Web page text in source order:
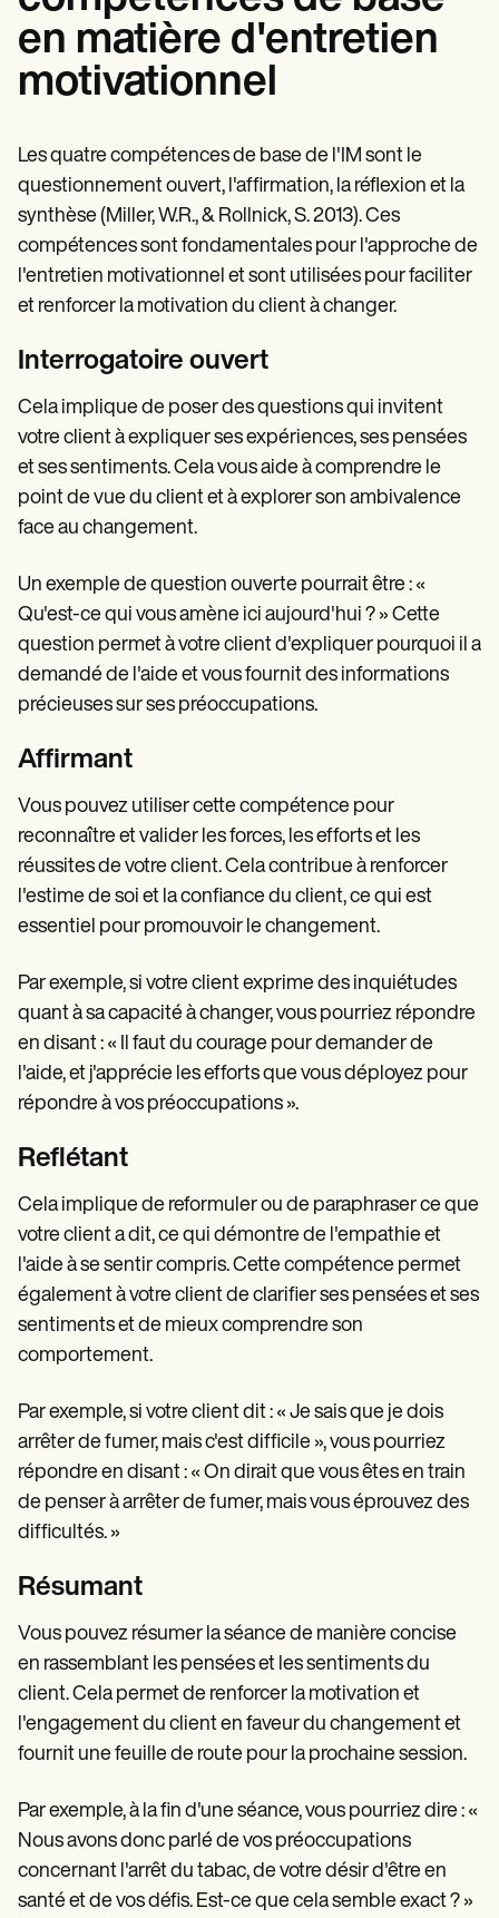
en matière d'entretien
motivationnel
Les quatre compétences de base de l'IM sont le
questionnement ouvert, l'affirmation, la réflexion et la
synthèse (Miller, W.R., & Rollnick, S. 2013). Ces
compétences sont fondamentales pour l'approche de
l'entretien motivationnel et sont utilisées pour faciliter
et renforcer la motivation du client à changer.
Interrogatoire ouvert
Cela implique de poser des questions qui invitent
votre client à expliquer ses expériences, ses pensées
et ses sentiments. Cela vous aide à comprendre le
point de vue du client et à explorer son ambivalence
face au changement.
Un exemple de question ouverte pourrait être : «
Qu'est-ce qui vous amène ici aujourd'hui ? » Cette
question permet à votre client d'expliquer pourquoi il a
demandé de l'aide et vous fournit des informations
précieuses sur ses préoccupations.
Affirmant
Vous pouvez utiliser cette compétence pour
reconnaître et valider les forces, les efforts et les
réussites de votre client. Cela contribue à renforcer
l'estime de soi et la confiance du client, ce qui est
essentiel pour promouvoir le changement.
Par exemple, si votre client exprime des inquiétudes
quant à sa capacité à changer, vous pourriez répondre
en disant : « Il faut du courage pour demander de
l'aide, et j'apprécie les efforts que vous déployez pour
répondre à vos préoccupations ».
Reflétant
Cela implique de reformuler ou de paraphraser ce que
votre client a dit, ce qui démontre de l'empathie et
l'aide à se sentir compris. Cette compétence permet
également à votre client de clarifier ses pensées et ses
sentiments et de mieux comprendre son
comportement.
Par exemple, si votre client dit : « Je sais que je dois
arrêter de fumer, mais c'est difficile », vous pourriez
répondre en disant : « On dirait que vous êtes en train
de penser à arrêter de fumer, mais vous éprouvez des
difficultés. »
Résumant
Vous pouvez résumer la séance de manière concise
en rassemblant les pensées et les sentiments du
client. Cela permet de renforcer la motivation et
l'engagement du client en faveur du changement et
fournit une feuille de route pour la prochaine session.
Par exemple, à la fin d'une séance, vous pourriez dire : «
Nous avons donc parlé de vos préoccupations
concernant l'arrêt du tabac, de votre désir d'être en
santé et de vos défis. Est-ce que cela semble exact ? »